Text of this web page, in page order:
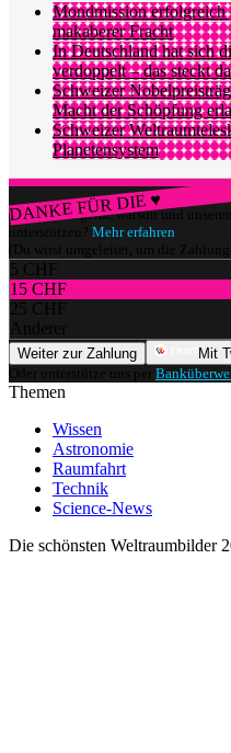
Mondmission erfolgreich
makaberer Fracht
In Deutschland hat sich
verdoppelt – das steckt
Schweizer
Macht der Schöpfung
Schweizer
Planetensystem
DANKE FÜR DIE ♥
Würdest du gerne watson und
unterstützen? Mehr erfahren
(Du wirst umgeleitet, um die Zahlung
5 CHF
15 CHF
25 CHF
Anderer
Weiter zur Zahlung
Mit
Oder unterstütze uns per
Themen
Wissen
Astronomie
Raumfahrt
Technik
Science-News
Die schönsten Weltraumbilder